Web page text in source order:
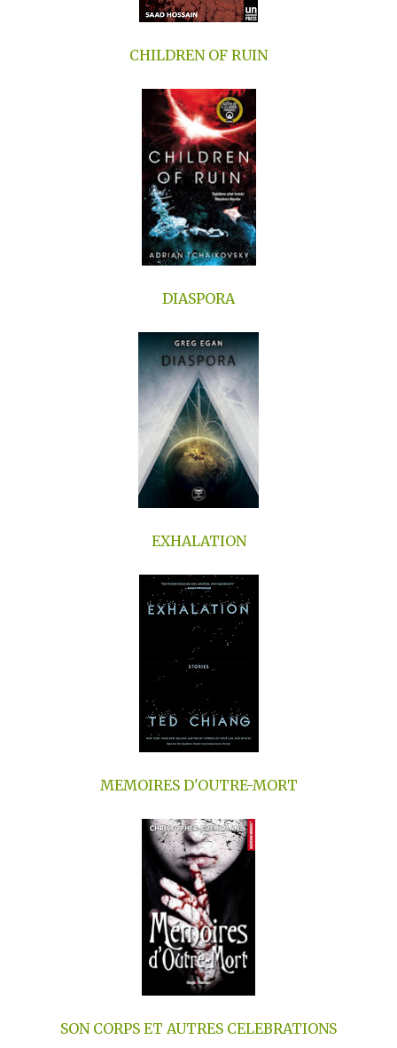
CHILDREN OF RUIN
DIASPORA
EXHALATION
MEMOIRES D'OUTRE-MORT
SON CORPS ET AUTRES CELEBRATIONS